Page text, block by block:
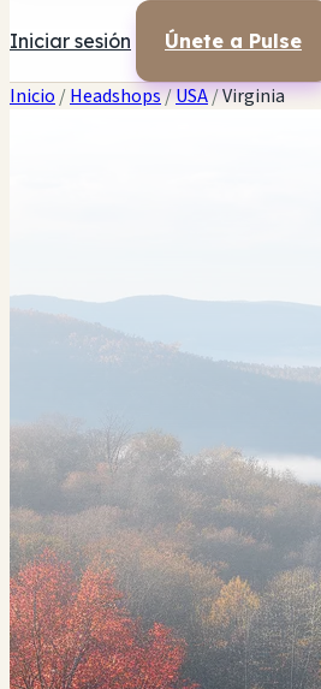
Iniciar sesión Únete a Pulse
Inicio /Headshops/USA/Virginia